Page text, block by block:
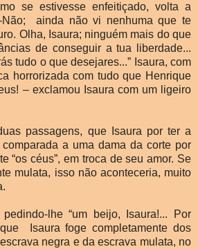
se estivesse enfeitiçado, volta a
Não; ainda não vi nenhuma que te
Olha, Isaura; ninguém mais do que
de conseguir a tua liberdade...
tudo o que desejares...” Isaura, com
horrorizada com tudo que Henrique
– exclamou Isaura com um ligeiro
passagens, que Isaura por ter a
a uma dama da corte por
“os céus”, em troca de seu amor. Se
mulata, isso não aconteceria, muito
lhe “um beijo, Isaura!... Por
Isaura foge completamente dos
negra e da escrava mulata, no